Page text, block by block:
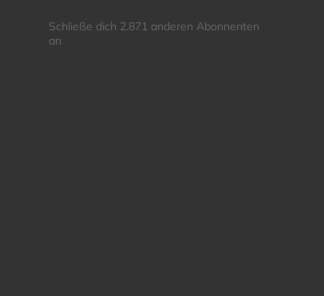
Schließe dich 2.871 anderen Abonnenten
an